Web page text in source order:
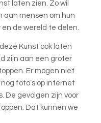
laten zien. Zo wil
aan mensen om hun
de wereld te delen.
Kunst ook laten
zijn aan een groter
Er mogen niet
foto’s op internet
De gevolgen zijn voor
Dat kunnen we